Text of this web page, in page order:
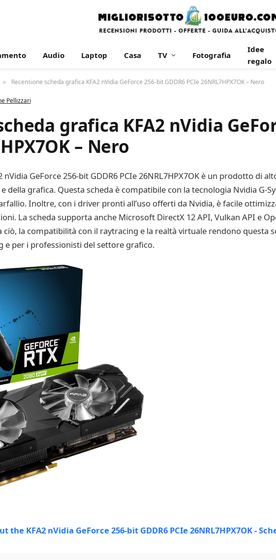
Audio Laptop Casa TV Fotografia
Idee
regalo
» Recensione scheda grafica KFA2 nVidia GeForce 256-bit GDDR6 PCIe 26NRL7HPX7OK – Nero
Pellizzari
grafica KFA2 nVidia
– Nero
nVidia GeForce 256-bit GDDR6 PCIe 26NRL7HPX7OK è un prodotto di
della grafica. Questa scheda è compatibile con la tecnologia Nvidia G-
Inoltre, con i driver pronti all’uso offerti da Nvidia, è facile
La scheda supporta anche Microsoft DirectX 12 API, Vulkan API e
ciò, la compatibilità con il raytracing e la realtà virtuale rendono questa
e per i professionisti del settore grafico.